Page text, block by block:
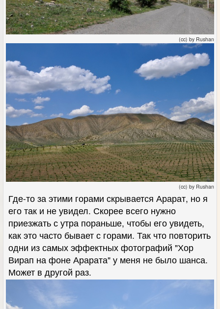
(cc) by Rushan
(cc) by Rushan
Где-то за этими горами скрывается Арарат, но я
его так и не увидел. Скорее всего нужно
приезжать с утра пораньше, чтобы его увидеть,
как это часто бывает с горами. Так что повторить
одни из самых эффектных фотографий "Хор
Вирап на фоне Арарата" у меня не было шанса.
Может в другой раз.